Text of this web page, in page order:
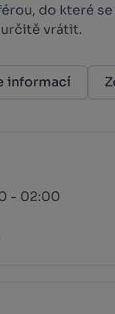
do které
určitě vrátit.
informací
- 02:00